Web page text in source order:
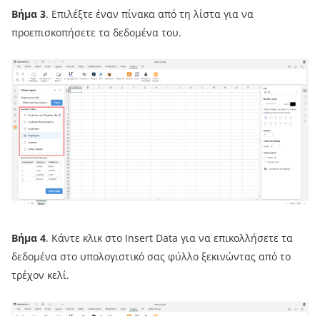
Βήμα 3. Επιλέξτε έναν πίνακα από τη λίστα για να
προεπισκοπήσετε τα δεδομένα του.
Βήμα 4. Κάντε κλικ στο Insert Data για να επικολλήσετε τα
δεδομένα στο υπολογιστικό σας φύλλο ξεκινώντας από το
τρέχον κελί.